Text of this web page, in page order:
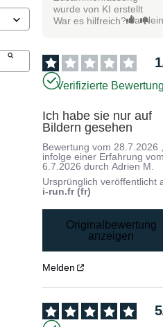
wurde von KI erstellt
War es hilfreich? Ja
1
Verifizierte
Ich habe sie nur auf
Bildern gesehen
Bewertung vom 28.7.2026
infolge einer Erfahrung
6.7.2026 durchAdrien M.
Ursprünglich veröffentlicht
i-run.fr (fr)
Originalbewertung
anzeigen
Melden
5